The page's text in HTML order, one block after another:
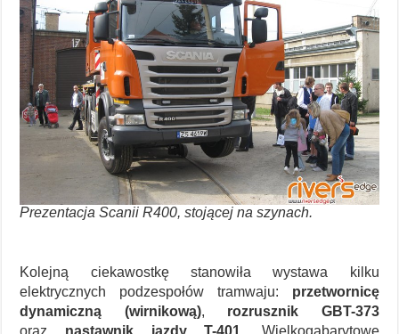
Prezentacja Scanii R400, stojącej na szynach.
Kolejną ciekawostkę stanowiła wystawa kilku
elektrycznych podzespołów tramwaju: przetwornicę
dynamiczną (wirnikową), rozrusznik GBT-373
oraz nastawnik jazdy T-401. Wielkogabarytowe